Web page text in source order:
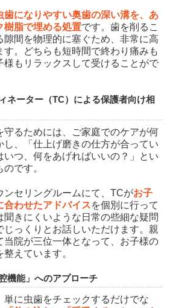
歯になりやすい奥歯の深い溝を、あ
樹脂で埋める処置です。歯を削るこ
隙間を物理的に塞ぐため、非常に高
す。どちらも短時間で終わり痛みも
様もリラックスして受けることがで
ネーター（TC）による保護者向け相
守るためには、ご家庭でのケアが何
し、「仕上げ磨きの仕方が合ってい
いつ、何をあげればいいの？」とい
です。
ンセリングルームにて、TCがお子
合わせたアドバイスを個別に行って
聞きにくいような日常の些細な疑問
じっくりとお話しいただけます。親
当院が三位一体となって、お子様の
えています。
機能」へのアプローチ
単に虫歯をチェックするだけでな